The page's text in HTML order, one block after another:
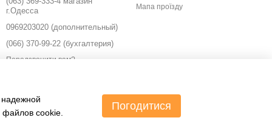
г.Одесса
0969203020 (дополнительный)
(066) 370-99-22 (бухгалтерия)
Передзвонити вам?
Мапа проїзду
надежной
файлов cookie.
Погодитися